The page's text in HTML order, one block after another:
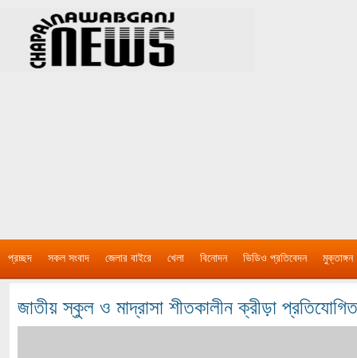
প্রচ্ছদ সকল সংবাদ জেলার বাইরে খেলা বিনোদন ভিডিও প্রতিবেদন মুক্তাঙ্গন
জাতীয় স্কুল ও মাদ্রাসা শীতকালীন ক্রীড়া